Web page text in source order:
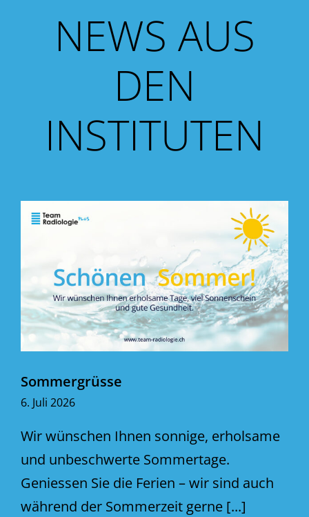
NEWS AUS
DEN
INSTITUTEN
Sommergrüsse
6. Juli 2026
Wir wünschen Ihnen sonnige, erholsame
und unbeschwerte Sommertage.
Geniessen Sie die Ferien – wir sind auch
während der Sommerzeit gerne [...]